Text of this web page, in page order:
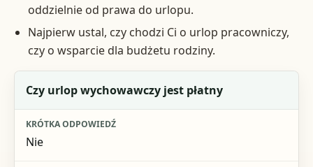
oddzielnie od prawa do urlopu.
Najpierw ustal, czy chodzi Ci o urlop pracowniczy,
czy o wsparcie dla budżetu rodziny.
Pytanie
Krótka odpowiedź
Czy urlop wychowawczy jest płatny
Nie